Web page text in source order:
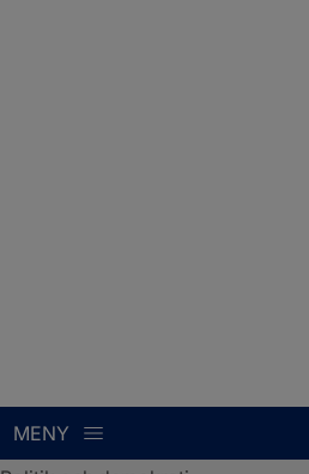
MENY